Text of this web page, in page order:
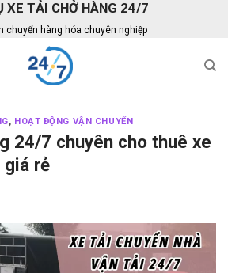
XE TẢI CHỞ HÀNG 24/7
chuyển hàng hóa chuyên nghiệp
, HOẠT ĐỘNG VẬN CHUYỂN
24/7 chuyên cho thuê xe
giá rẻ